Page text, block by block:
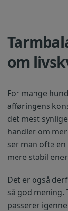
om
For mange
afføringens
det mest
handler om
ser man ofte
mere stabil
Det er også
så god mening.
passerer